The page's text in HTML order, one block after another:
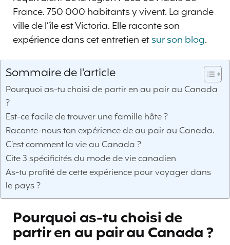
France. 750 000 habitants y vivent. La grande
ville de l’île est Victoria. Elle raconte son
expérience dans cet entretien etsur son blog.
Sommaire de l'article
Pourquoi as-tu choisi de partir en au pair au Canada
?
Est-ce facile de trouver une famille hôte ?
Raconte-nous ton expérience de au pair au Canada.
C’est comment la vie au Canada ?
Cite 3 spécificités du mode de vie canadien
As-tu profité de cette expérience pour voyager dans
le pays ?
Pourquoi as-tu choisi de
partir en au pair au Canada ?